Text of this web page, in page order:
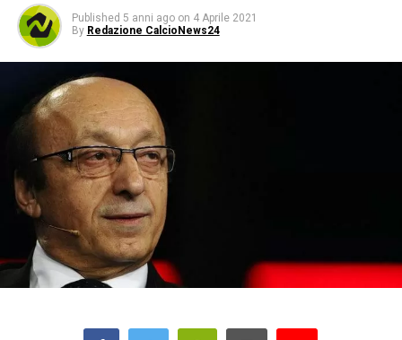
Published 5 anni ago on 4 Aprile 2021
By Redazione CalcioNews24